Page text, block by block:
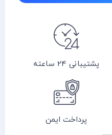
پشتیبانی 24 ساعته
پرداخت ایمن